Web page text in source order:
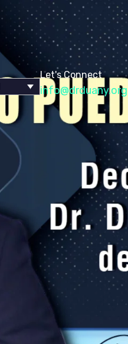
Let's Connect
info@drduany.org